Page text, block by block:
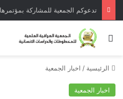
تدعوكم الجمعية للمشاركة بمؤتمرها
الرئيسية / اخبار الجمعية
اخبار الجمعية